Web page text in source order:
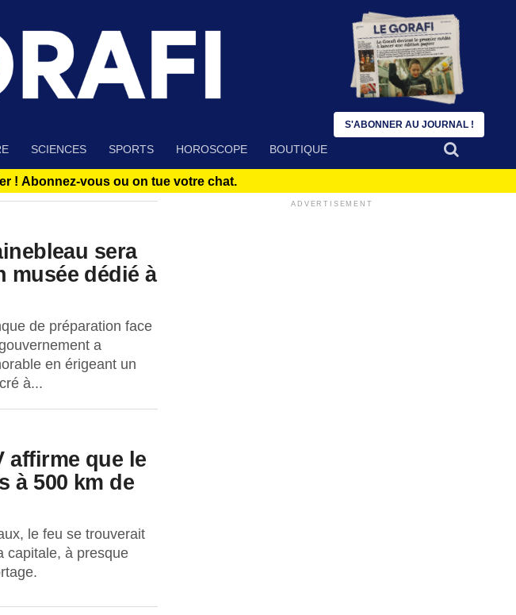
SCIENCES SPORTS HOROSCOPE BOUTIQUE
! Abonnez-vous ou on tue votre chat.
sera
musée dédié à
de préparation face
a
en érigeant un
à...
affirme que le
à 500 km de
le feu se trouverait
capitale, à presque
ADVERTISEMENT
S'ABONNER AU JOURNAL !